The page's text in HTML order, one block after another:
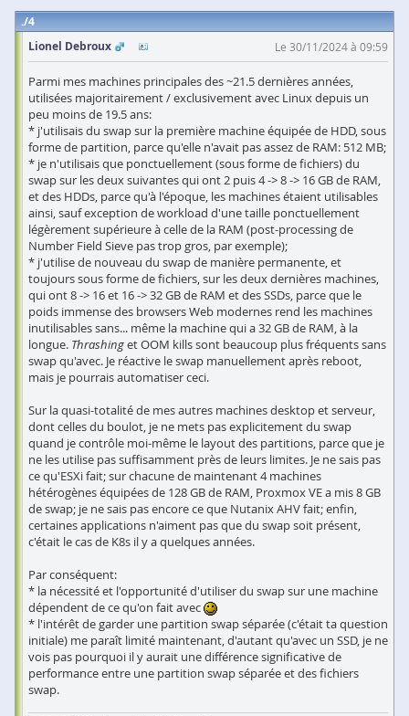
4
Lionel Debroux
Le 30/11/2024 à 09:59
Parmi mes machines principales des ~21.5 dernières années,
utilisées majoritairement / exclusivement avec Linux depuis un
peu moins de 19.5 ans:
* j'utilisais du swap sur la première machine équipée de HDD, sous
forme de partition, parce qu'elle n'avait pas assez de RAM: 512 MB;
* je n'utilisais que ponctuellement (sous forme de fichiers) du
swap sur les deux suivantes qui ont 2 puis 4 -> 8 -> 16 GB de RAM,
et des HDDs, parce qu'à l'époque, les machines étaient utilisables
ainsi, sauf exception de workload d'une taille ponctuellement
légèrement supérieure à celle de la RAM (post-processing de
Number Field Sieve pas trop gros, par exemple);
* j'utilise de nouveau du swap de manière permanente, et
toujours sous forme de fichiers, sur les deux dernières machines,
qui ont 8 -> 16 et 16 -> 32 GB de RAM et des SSDs, parce que le
poids immense des browsers Web modernes rend les machines
inutilisables sans... même la machine qui a 32 GB de RAM, à la
longue. Thrashinget OOM kills sont beaucoup plus fréquents sans
swap qu'avec. Je réactive le swap manuellement après reboot,
mais je pourrais automatiser ceci.
Sur la quasi-totalité de mes autres machines desktop et serveur,
dont celles du boulot, je ne mets pas explicitement du swap
quand je contrôle moi-même le layout des partitions, parce que je
ne les utilise pas suffisamment près de leurs limites. Je ne sais pas
ce qu'ESXi fait; sur chacune de maintenant 4 machines
hétérogènes équipées de 128 GB de RAM, Proxmox VE a mis 8 GB
de swap; je ne sais pas encore ce que Nutanix AHV fait; enfin,
certaines applications n'aiment pas que du swap soit présent,
c'était le cas de K8s il y a quelques années.
Par conséquent:
* la nécessité et l'opportunité d'utiliser du swap sur une machine
dépendent de ce qu'on fait avec
* l'intérêt de garder une partition swap séparée (c'était ta question
initiale) me paraît limité maintenant, d'autant qu'avec un SSD, je ne
vois pas pourquoi il y aurait une différence significative de
performance entre une partition swap séparée et des fichiers
swap.